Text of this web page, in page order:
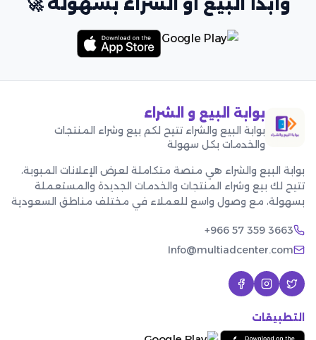
بوابة البيع و الشراء
بوابة البيع والشراء تتيح لكم بيع وشراء المنتجات
والخدمات بكل سهولة
بوابة البيع والشراء هي منصة متكاملة لعرض الإعلانات المبوبة،
تتيح لك بيع وشراء المنتجات والخدمات الجديدة والمستعملة
بسهولة، مع وصول واسع للعملاء في مختلف مناطق السعودية
+966 57 359 3663
Info@multiadcenter.com
التطبيقات